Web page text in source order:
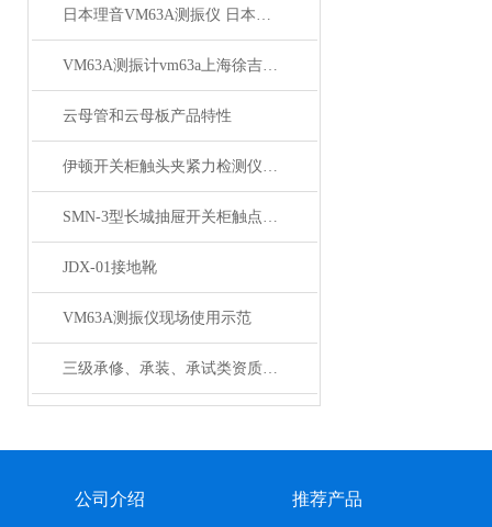
日本理音VM63A测振仪 日本理音VM63A测振仪*
VM63A测振计vm63a上海徐吉电气
云母管和云母板产品特性
伊顿开关柜触头夹紧力检测仪的主要应用领域
SMN-3型长城抽屉开关柜触点压力检测仪技术参数
JDX-01接地靴
VM63A测振仪现场使用示范
三级承修、承装、承试类资质主要试验设备配置表
公司介绍 推荐产品